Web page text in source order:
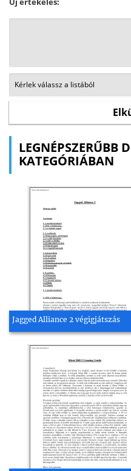
LEGNÉPSZERŰBB
KATEGÓRIÁBAN
Jagged Alliance 2 végigjátszás